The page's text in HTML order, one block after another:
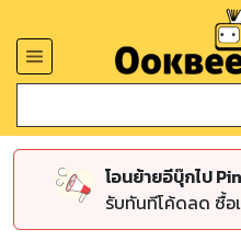
โอนย้ายอีบุ๊กไป
รับทันทีโค้ดลด ซื้อ